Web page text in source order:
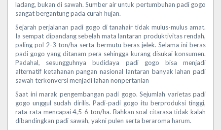
ladang, bukan di sawah. Sumber air untuk pertumbuhan padi gogo
sangat bergantung pada curah hujan.
Sejarah perjalanan padi gogo di tanahair tidak mulus-mulus amat.
Ia sempat dipandang sebelah mata lantaran produktivitas rendah,
paling pol 2-3 ton/ha serta bermutu beras jelek. Selama ini beras
padi gogo yang ditanam pera sehingga kurang disukai konsumen.
Padahal, sesungguhnya budidaya padi gogo bisa menjadi
alternatif ketahanan pangan nasional lantaran banyak lahan padi
sawah terkonversi menjadi lahan nonpertanian
Saat ini marak pengembangan padi gogo. Sejumlah varietas padi
gogo unggul sudah dirilis. Padi-padi gogo itu berproduksi tinggi,
rata-rata mencapai 4,5-6 ton/ha. Bahkan soal citarasa tidak kalah
dibandingkan padi sawah, yakni pulen serta beraroma harum.